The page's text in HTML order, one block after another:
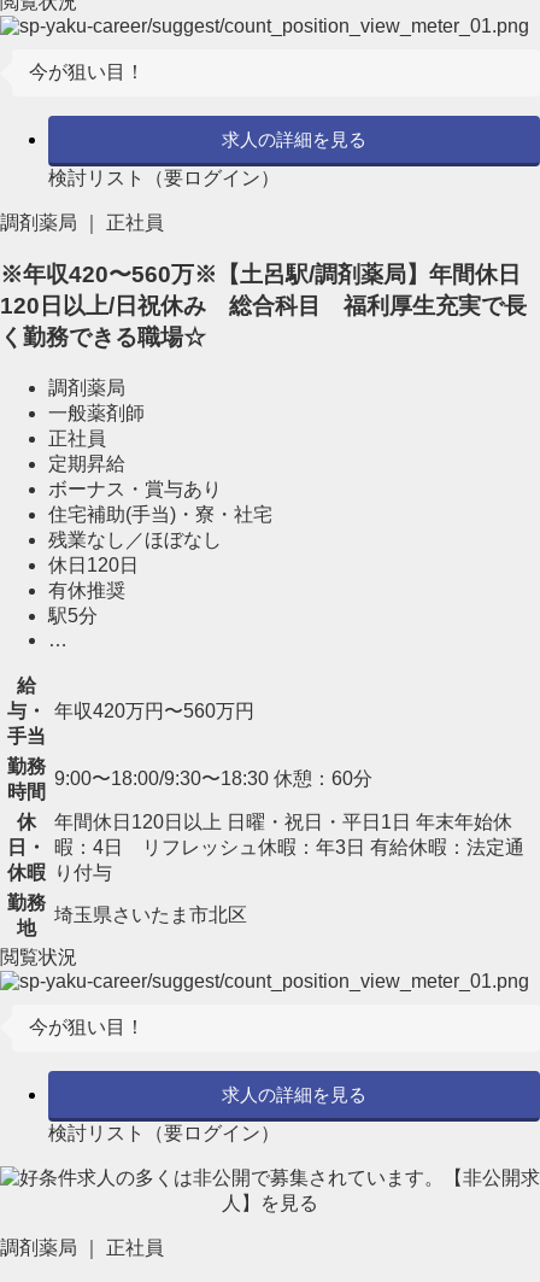
今が狙い目！
求人の詳細を見る
検討リスト（要ログイン）
調剤薬局 ｜ 正社員
※年収420〜560万※【土呂駅/調剤薬局】年間休日
120日以上/日祝休み 総合科目 福利厚生充実で長
く勤務できる職場☆
調剤薬局
一般薬剤師
正社員
定期昇給
ボーナス・賞与あり
住宅補助(手当)・寮・社宅
残業なし／ほぼなし
休日120日
有休推奨
駅5分
…
給
与・
手当
年収420万円〜560万円
勤務
時間
9:00〜18:00/9:30〜18:30 休憩：60分
休
日・
休暇
年間休日120日以上 日曜・祝日・平日1日 年末年始休
暇：4日 リフレッシュ休暇：年3日 有給休暇：法定通
り付与
勤務
地
埼玉県さいたま市北区
閲覧状況
今が狙い目！
求人の詳細を見る
検討リスト（要ログイン）
調剤薬局 ｜ 正社員